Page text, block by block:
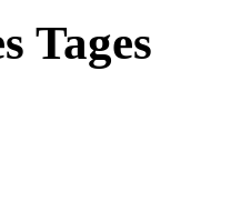
Tages